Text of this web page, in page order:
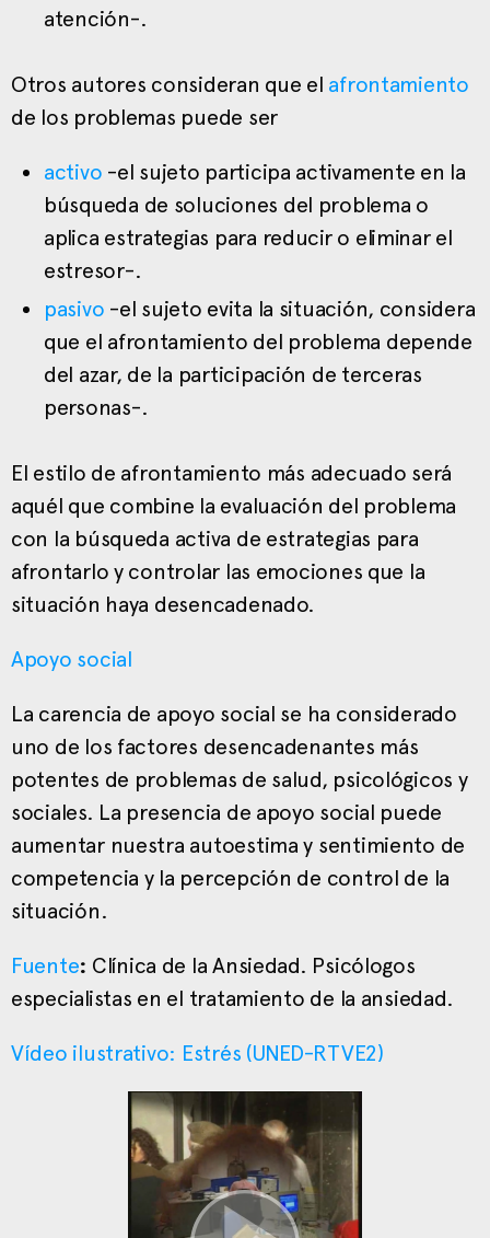
atención-.
Otros autores consideran que el afrontamiento
de los problemas puede ser
activo -el sujeto participa activamente en la
búsqueda de soluciones del problema o
aplica estrategias para reducir o eliminar el
estresor-.
pasivo -el sujeto evita la situación, considera
que el afrontamiento del problema depende
del azar, de la participación de terceras
personas-.
El estilo de afrontamiento más adecuado será
aquél que combine la evaluación del problema
con la búsqueda activa de estrategias para
afrontarlo y controlar las emociones que la
situación haya desencadenado.
Apoyo social
La carencia de apoyo social se ha considerado
uno de los factores desencadenantes más
potentes de problemas de salud, psicológicos y
sociales. La presencia de apoyo social puede
aumentar nuestra autoestima y sentimiento de
competencia y la percepción de control de la
situación.
Fuente: Clínica de la Ansiedad. Psicólogos
especialistas en el tratamiento de la ansiedad.
Vídeo ilustrativo: Estrés (UNED-RTVE2)